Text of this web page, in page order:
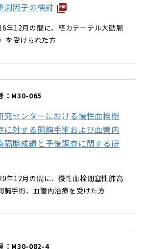
測因子の検討
年12月の間に、経カテーテル大動脈
を受けられた方
：M30-065
究センターにおける慢性血栓閉
に対する開胸手術および血管内
隔期成績と予後調査に関する研
年12月の間に、慢性血栓閉塞性肺高
胸手術、血管内治療を受けた方
：M30-082-4